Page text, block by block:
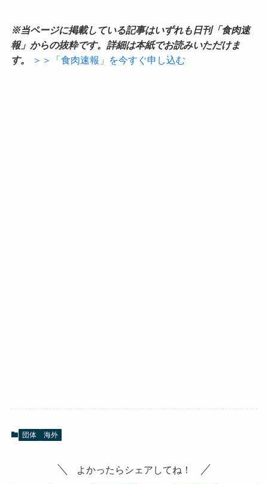
※当ページに掲載している記事はいずれも日刊「食肉速
報」からの抜粋です。詳細は本紙でお読みいただけま
す。
＞＞「食肉速報」を今すぐ申し込む
団体 海外
よかったらシェアしてね！